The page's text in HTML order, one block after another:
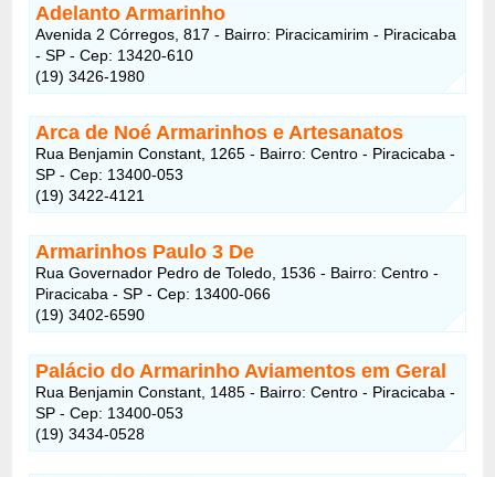
Adelanto Armarinho
Avenida 2 Córregos, 817 - Bairro: Piracicamirim - Piracicaba
- SP - Cep: 13420-610
(19) 3426-1980
Arca de Noé Armarinhos e Artesanatos
Rua Benjamin Constant, 1265 - Bairro: Centro - Piracicaba -
SP - Cep: 13400-053
(19) 3422-4121
Armarinhos Paulo 3 De
Rua Governador Pedro de Toledo, 1536 - Bairro: Centro -
Piracicaba - SP - Cep: 13400-066
(19) 3402-6590
Palácio do Armarinho Aviamentos em Geral
Rua Benjamin Constant, 1485 - Bairro: Centro - Piracicaba -
SP - Cep: 13400-053
(19) 3434-0528